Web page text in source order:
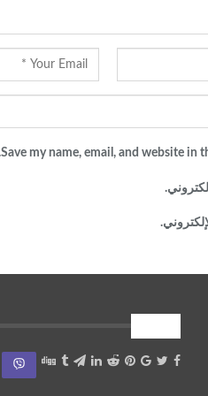
Save my name, email, and website in